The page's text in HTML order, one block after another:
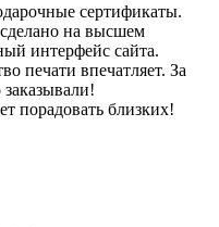
сертификаты.
на высшем
интерфейс сайта.
печати впечатляет. За
порадовать близких!